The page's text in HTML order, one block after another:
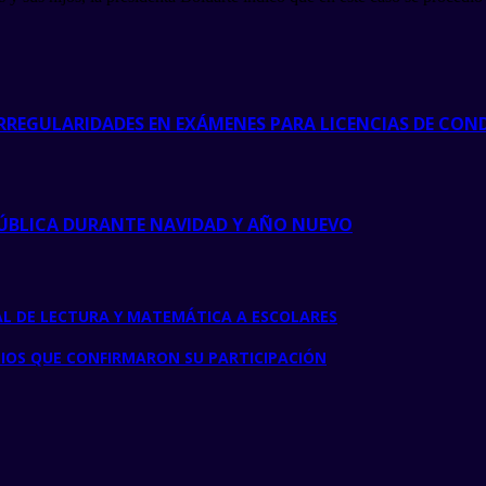
EN EXÁMENES PARA LICENCIAS DE
DURANTE NAVIDAD Y AÑO NUEVO
DE LECTURA Y MATEMÁTICA A ESCOLARES
QUE CONFIRMARON SU PARTICIPACIÓN